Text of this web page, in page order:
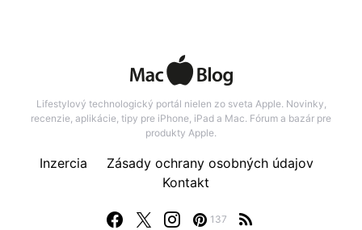
Lifestylový technologický portál nielen zo sveta Apple. Novinky,
recenzie, aplikácie, tipy pre iPhone, iPad a Mac. Fórum a bazár pre
produkty Apple.
137
Inzercia
Zásady ochrany osobných údajov
Kontakt